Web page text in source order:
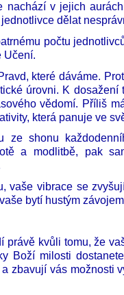
nachází v jejich
dělat
počtu
Učení.
které dáváme.
úrovni. K dosažení
vědomí. Příliš
která panuje ve
ze shonu
a modlitbě, pak
vaše vibrace se
bytí hustým
právě kvůli tomu, že
Boží milosti
zbavují vás možnosti